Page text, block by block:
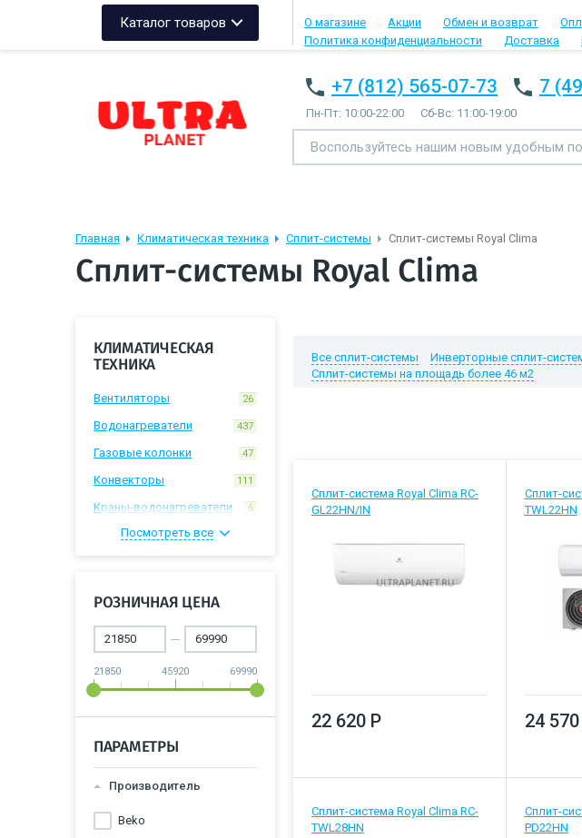
Каталог товаров О магазине Акции Обмен и возврат
Политика конфиденциальности
Доставка
+7 (812) 565-07-73 7
Пн-Пт: 10:00-22:00 Сб-Вс: 11:00-19:00
Главная Климатическая техника Сплит-системы Сплит-системы Royal Clima
Сплит-системы Royal Clima
Все сплит-системы Инверторные сплит-
Сплит-системы на площадь более 46 м2
Сплит-система Royal Clima RC-
GL22HN/IN
22 620 Р
Сплит-
TWL22HN
24
Сплит-система Royal Clima RC-
TWL28HN
Сплит-
PD22HN
КЛИМАТИЧЕСКАЯ
ТЕХНИКА
Вентиляторы 26
Водонагреватели 437
Газовые колонки 47
Конвекторы 111
Краны-водонагреватели 6
Мобильные кондиционеры
Сплит-системы
Тепловентиляторы 16
Тепловые завесы 5
Увлажнители воздуха
Посмотреть все
РОЗНИЧНАЯ ЦЕНА
21850 69990
45920
ПАРАМЕТРЫ
Производитель
Beko